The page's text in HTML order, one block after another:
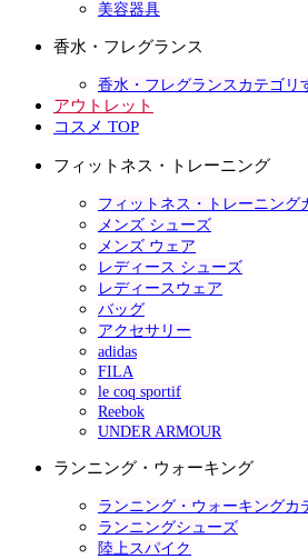
美容器具
香水・フレグランス
香水・フレグランスカテゴリ
アウトレット
コスメ TOP
フィットネス・トレーニング
フィットネス・トレーニング
メンズ シューズ
メンズ ウェア
レディース シューズ
レディースウェア
バッグ
アクセサリー
adidas
FILA
le coq sportif
Reebok
UNDER ARMOUR
ランニング・ウォーキング
ランニング・ウォーキングカ
ランニングシューズ
陸上スパイク